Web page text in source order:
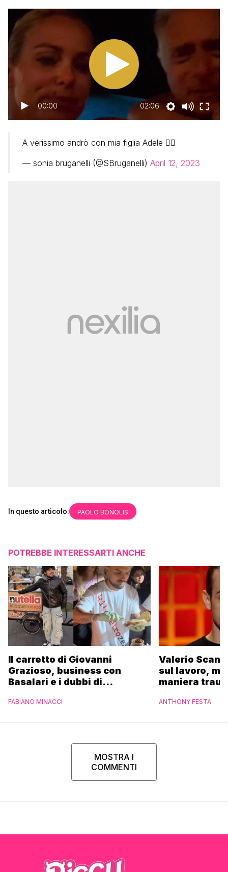
00:00 02:06
A verissimo andrò con mia figlia Adele 🤷‍♀️
— sonia bruganelli (@SBruganelli) April 12, 2023
In questo articolo: PAOLO BONOLIS
POTREBBE INTERESSARTI ANCHE
Il carretto di Giovanni
Grazioso, business con
Basalari e i dubbi di
Ferrero”
FABIANO MINACCI
Valerio
sul lavoro,
maniera
ANTHONY FESTA
MOSTRA I
COMMENTI